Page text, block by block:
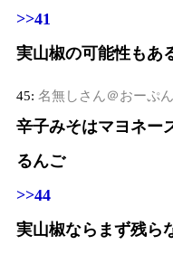
>>41
実山椒の可能性もあ
45: 名無しさん＠おーぷん
辛子みそはマヨネー
るんご
>>44
実山椒ならまず残